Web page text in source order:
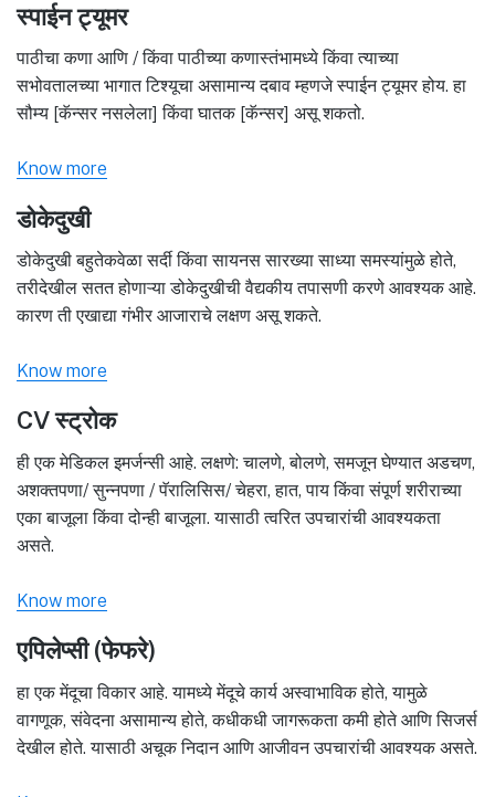
स्पाईन ट्यूमर
पाठीचा कणा आणि / किंवा पाठीच्या कणास्तंभामध्ये किंवा त्याच्या
सभोवतालच्या भागात टिश्यूचा असामान्य दबाव म्हणजे स्पाईन ट्यूमर होय. हा
सौम्य [कॅन्सर नसलेला] किंवा घातक [कॅन्सर] असू शकतो.
Know more
डोकेदुखी
डोकेदुखी बहुतेकवेळा सर्दी किंवा सायनस सारख्या साध्या समस्यांमुळे होते,
तरीदेखील सतत होणाऱ्या डोकेदुखीची वैद्यकीय तपासणी करणे आवश्यक आहे.
कारण ती एखाद्या गंभीर आजाराचे लक्षण असू शकते.
Know more
CV स्ट्रोक
ही एक मेडिकल इमर्जन्सी आहे. लक्षणे: चालणे, बोलणे, समजून घेण्यात अडचण,
अशक्तपणा/ सुन्नपणा / पॅरालिसिस/ चेहरा, हात, पाय किंवा संपूर्ण शरीराच्या
एका बाजूला किंवा दोन्ही बाजूला. यासाठी त्वरित उपचारांची आवश्यकता
असते.
Know more
एपिलेप्सी (फेफरे)
हा एक मेंदूचा विकार आहे. यामध्ये मेंदूचे कार्य अस्वाभाविक होते, यामुळे
वागणूक, संवेदना असामान्य होते, कधीकधी जागरूकता कमी होते आणि सिजर्स
देखील होते. यासाठी अचूक निदान आणि आजीवन उपचारांची आवश्यक असते.